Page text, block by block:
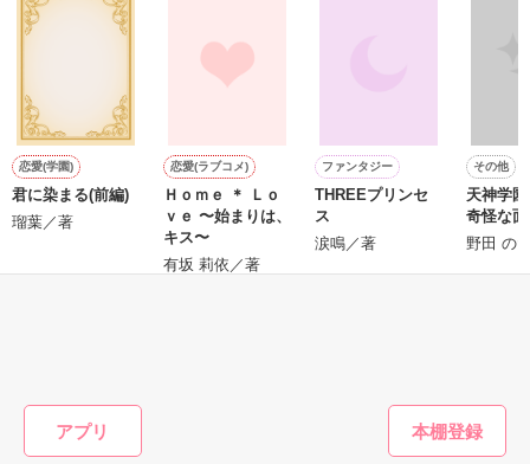
アプリ
作品を読む
鷹哉『宜しくな、俺の雛子』🦅
雛子『俺の……ひぃ、雛子？！！！』🐥
シゴデキで冷徹な上司が見せる素顔は、なぜか想像以上に甘く
て……🐥💓🦅
※表紙も作中使用の画像も全てフリー素材です。
※執筆期間2026.6.3〜7.20完結です。
※他サイトさんにて恋愛トレンド1位でした〜良かったら読ん
で頂けると嬉しいです。
恋愛(学園)
君に染まる(前編)
瑠葉／著
恋愛(ラブコメ)
Ｈｏｍｅ ＊ Ｌｏ
ｖｅ 〜始まりは、
キス〜
有坂 莉依／著
ファンタジー
THREEプリンセ
ス
涙鳴／著
その他
天神学
奇怪な
野田 の